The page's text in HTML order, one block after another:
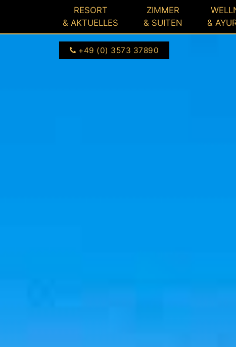
RESORT
& AKTUELLES
ZIMMER
& SUITEN
&
+49 (0) 3573 37890